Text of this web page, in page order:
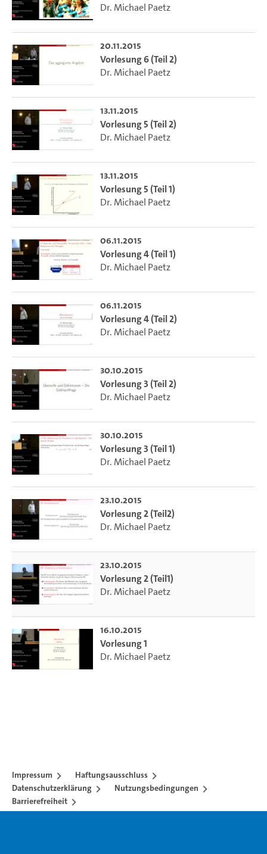
Dr. Michael Paetz
20.11.2015
Vorlesung 6 (Teil 2)
Dr. Michael Paetz
13.11.2015
Vorlesung 5 (Teil 2)
Dr. Michael Paetz
13.11.2015
Vorlesung 5 (Teil 1)
Dr. Michael Paetz
06.11.2015
Vorlesung 4 (Teil 1)
Dr. Michael Paetz
06.11.2015
Vorlesung 4 (Teil 2)
Dr. Michael Paetz
30.10.2015
Vorlesung 3 (Teil 2)
Dr. Michael Paetz
30.10.2015
Vorlesung 3 (Teil 1)
Dr. Michael Paetz
23.10.2015
Vorlesung 2 (Teil2)
Dr. Michael Paetz
23.10.2015
Vorlesung 2 (Teil1)
Dr. Michael Paetz
16.10.2015
Vorlesung 1
Dr. Michael Paetz
Impressum
Haftungsausschluss
Datenschutzerklärung
Nutzungsbedingungen
Barrierefreiheit